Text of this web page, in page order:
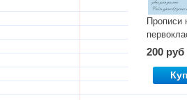
Прописи
200 руб